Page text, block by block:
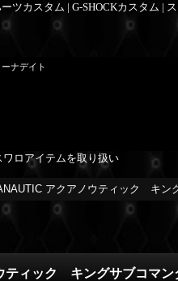
ツカスタム | G-SHOCKカスタム
ナデイト
ロアイテムを取り扱い
アクアノウティック キン
ティック キングサブコマ